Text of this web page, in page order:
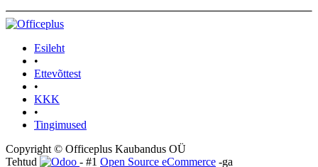
Esileht
•
Ettevõttest
•
KKK
•
Tingimused
Copyright © Officeplus Kaubandus OÜ
Tehtud
- #1 Open Source eCommerce -ga